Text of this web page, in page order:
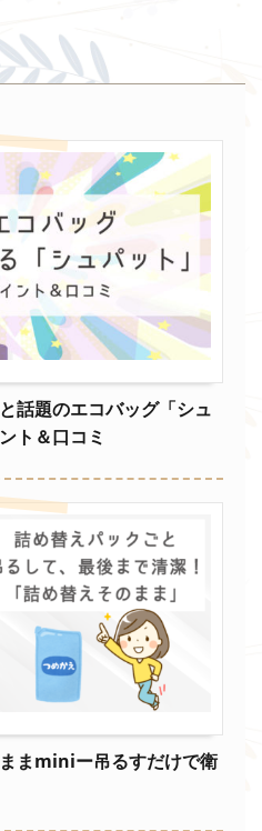
話題のエコバッグ「シュ
ト＆口コミ
ままminiー吊るすだけで衛